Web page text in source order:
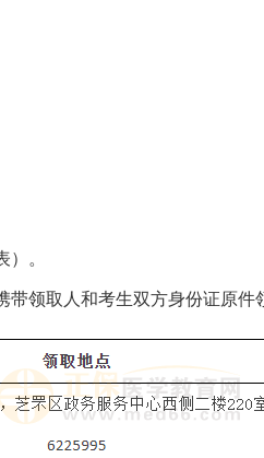
。
带领取人和考生双方身份证原件